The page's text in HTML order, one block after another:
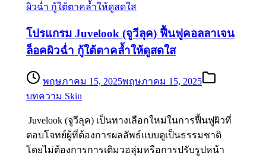
โปรแกรม Juvelook (จูวีลุค) ฟื้นฟูคอลลาเจน
ล็อคผิวฉ่ำ กู้ใต้ตาคล้ำให้ดูสดใส
พฤษภาคม 15, 2025พฤษภาคม 15, 2025
บทความ Skin
Juvelook (จูวีลุค) เป็นทางเลือกใหม่ในการฟื้นฟูผิวที่
ตอบโจทย์ผู้ที่ต้องการผลลัพธ์แบบดูเป็นธรรมชาติ
โดยไม่ต้องการการเติมวอลุ่มหรือการปรับรูปหน้า